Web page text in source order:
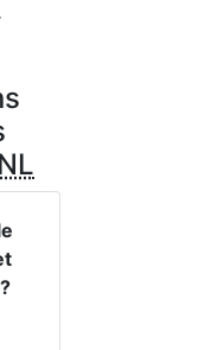
NL
?